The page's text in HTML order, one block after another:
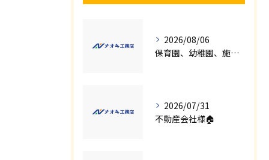
2026/08/06
保育園、幼稚園、施設様！！内装リフォームでお悩み事はございませんか？
2026/07/31
不動産会社様🏠